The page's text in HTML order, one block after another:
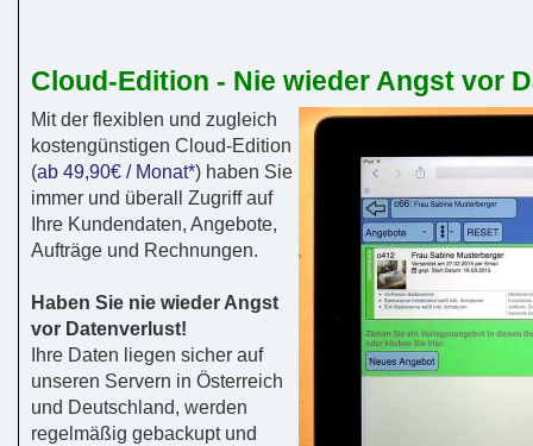
Cloud-Edition - Nie wieder Angst vor
Mit der flexiblen und zugleich
kostengünstigen Cloud-Edition
(ab 49,90€ / Monat*) haben Sie
immer und überall Zugriff auf
Ihre Kundendaten, Angebote,
Aufträge und Rechnungen.
Haben Sie nie wieder Angst
vor Datenverlust!
Ihre Daten liegen sicher auf
unseren Servern in Österreich
und Deutschland, werden
regelmäßig gebackupt und